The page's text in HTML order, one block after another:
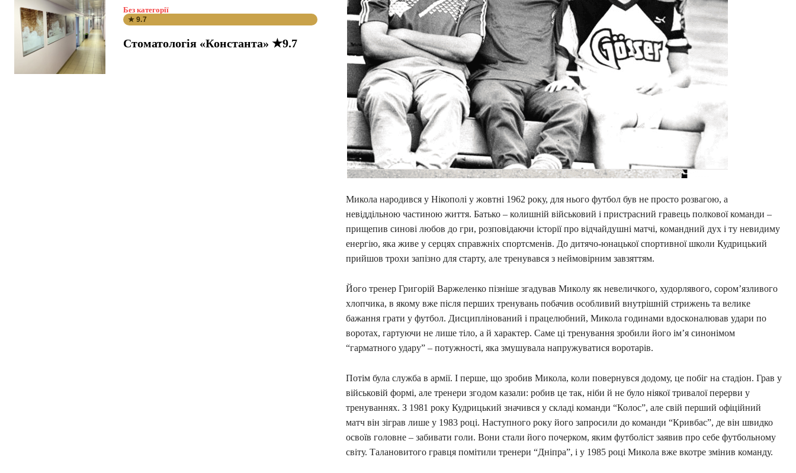
Без категорії
★ 9.7
Стоматологія «Константа» ★9.7
Микола народився у Нікополі у жовтні 1962 року, для нього футбол був не просто розвагою, а
невіддільною частиною життя. Батько – колишній військовий і пристрасний гравець полкової команди –
прищепив синові любов до гри, розповідаючи історії про відчайдушні матчі, командний дух і ту невидиму
енергію, яка живе у серцях справжніх спортсменів. До дитячо-юнацької спортивної школи Кудрицький
прийшов трохи запізно для старту, але тренувався з неймовірним завзяттям.
Його тренер Григорій Варжеленко пізніше згадував Миколу як невеличкого, худорлявого, сором’язливого
хлопчика, в якому вже після перших тренувань побачив особливий внутрішній стрижень та велике
бажання грати у футбол. Дисциплінований і працелюбний, Микола годинами вдосконалював удари по
воротах, гартуючи не лише тіло, а й характер. Саме ці тренування зробили його ім’я синонімом
“гарматного удару” – потужності, яка змушувала напружуватися воротарів.
Потім була служба в армії. І перше, що зробив Микола, коли повернувся додому, це побіг на стадіон. Грав у
військовій формі, але тренери згодом казали: робив це так, ніби й не було ніякої тривалої перерви у
тренуваннях. З 1981 року Кудрицький значився у складі команди “Колос”, але свій перший офіційний
матч він зіграв лише у 1983 році. Наступного року його запросили до команди “Кривбас”, де він швидко
освоїв головне – забивати голи. Вони стали його почерком, яким футболіст заявив про себе футбольному
світу. Талановитого гравця помітили тренери “Дніпра”, і у 1985 році Микола вже вкотре змінив команду.